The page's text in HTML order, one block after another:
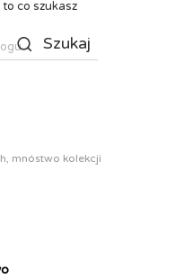
co szukasz
Szukaj
mnóstwo kolekcji